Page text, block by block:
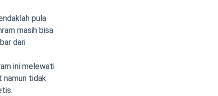
pula
masih bisa
dari
ini melewati
namun tidak